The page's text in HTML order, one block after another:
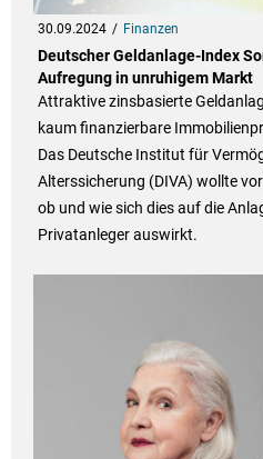
30.09.2024 Finanzen
Deutscher Geldanlage-Index
Aufregung in unruhigem Markt
Attraktive zinsbasierte
kaum finanzierbare
Das Deutsche Institut für
Alterssicherung (DIVA) wollte
ob und wie sich dies auf die
Privatanleger auswirkt.